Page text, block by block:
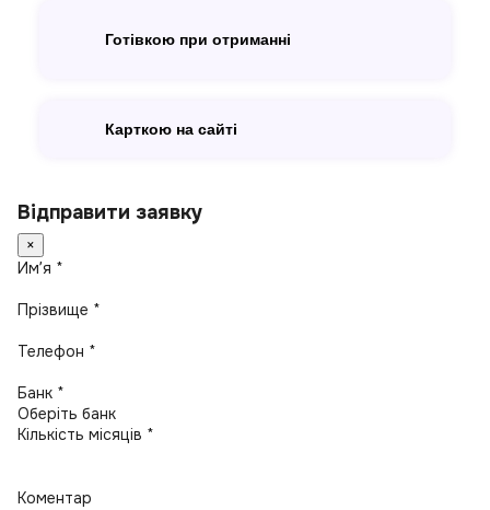
Готівкою при отриманні
Карткою на сайті
Відправити заявку
×
Имʼя *
Прізвище *
Телефон *
Банк *
Кількість місяців *
Коментар